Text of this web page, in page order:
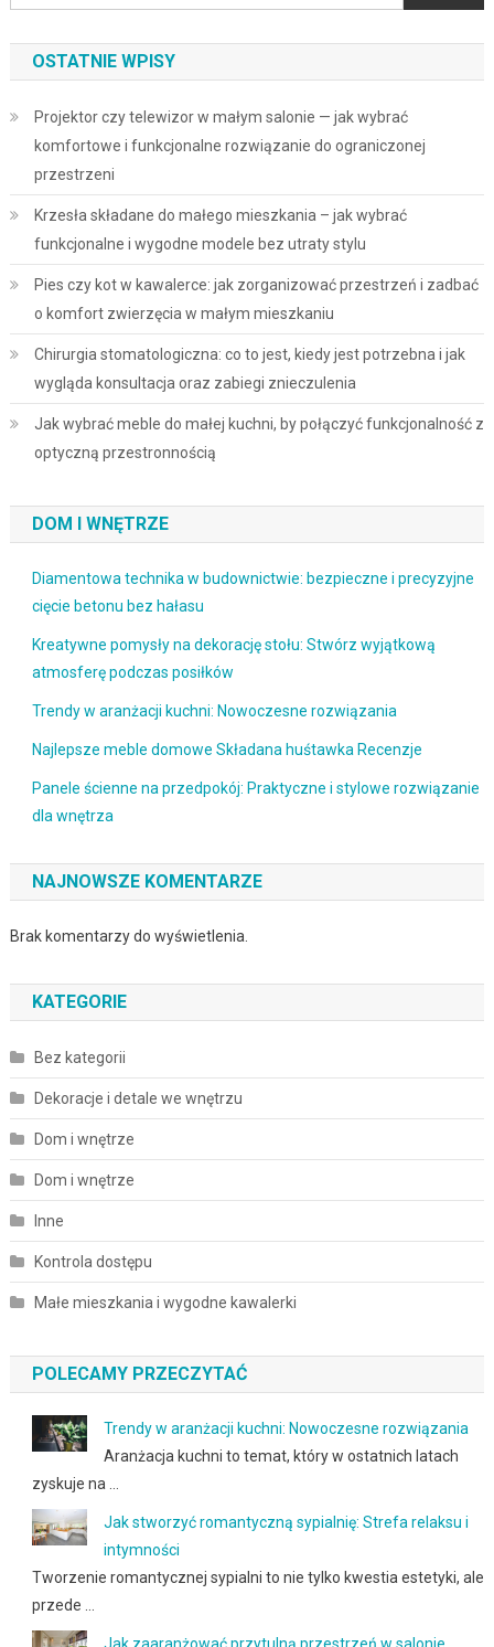
OSTATNIE WPISY
Projektor czy telewizor w małym salonie — jak wybrać
komfortowe i funkcjonalne rozwiązanie do ograniczonej
przestrzeni
Krzesła składane do małego mieszkania – jak wybrać
funkcjonalne i wygodne modele bez utraty stylu
Pies czy kot w kawalerce: jak zorganizować przestrzeń i zadbać
o komfort zwierzęcia w małym mieszkaniu
Chirurgia stomatologiczna: co to jest, kiedy jest potrzebna i jak
wygląda konsultacja oraz zabiegi znieczulenia
Jak wybrać meble do małej kuchni, by połączyć funkcjonalność z
optyczną przestronnością
DOM I WNĘTRZE
Diamentowa technika w budownictwie: bezpieczne i precyzyjne
cięcie betonu bez hałasu
Kreatywne pomysły na dekorację stołu: Stwórz wyjątkową
atmosferę podczas posiłków
Trendy w aranżacji kuchni: Nowoczesne rozwiązania
Najlepsze meble domowe Składana huśtawka Recenzje
Panele ścienne na przedpokój: Praktyczne i stylowe rozwiązanie
dla wnętrza
NAJNOWSZE KOMENTARZE
Brak komentarzy do wyświetlenia.
KATEGORIE
Bez kategorii
Dekoracje i detale we wnętrzu
Dom i wnętrze
Dom i wnętrze
Inne
Kontrola dostępu
Małe mieszkania i wygodne kawalerki
POLECAMY PRZECZYTAĆ
Trendy w aranżacji kuchni: Nowoczesne rozwiązania
Aranżacja kuchni to temat, który w ostatnich latach
zyskuje na …
Jak stworzyć romantyczną sypialnię: Strefa relaksu i
intymności
Tworzenie romantycznej sypialni to nie tylko kwestia estetyki, ale
przede …